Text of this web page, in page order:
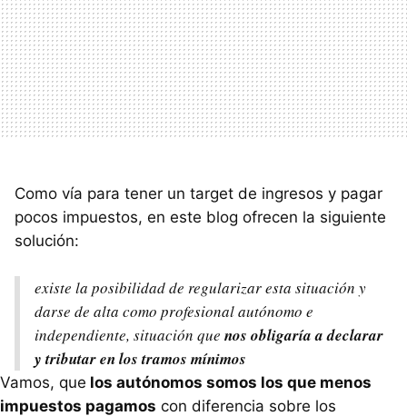
Como vía para tener un target de ingresos y pagar
pocos impuestos, en este blog ofrecen la siguiente
solución:
existe la posibilidad de regularizar esta situación y
darse de alta como profesional autónomo e
independiente, situación que nos obligaría a declarar
y tributar en los tramos mínimos
Vamos, que los autónomos somos los que menos
impuestos pagamos con diferencia sobre los